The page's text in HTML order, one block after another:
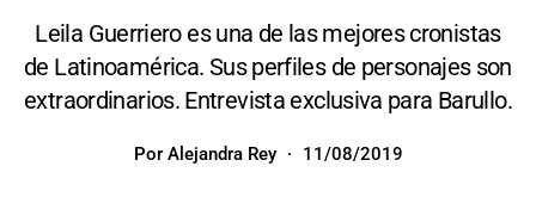
Leila Guerriero es una de las mejores cronistas
de Latinoamérica. Sus perfiles de personajes son
extraordinarios. Entrevista exclusiva para Barullo.
Por Alejandra Rey 11/08/2019